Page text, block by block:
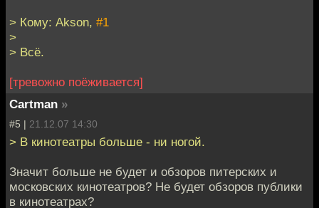
> Кому: Akson, #1
>
> Всё.
[тревожно поёживается]
Cartman »
#5 | 21.12.07 14:30
> В кинотеатры больше - ни ногой.
Значит больше не будет и обзоров питерских и
московских кинотеатров? Не будет обзоров публики
в кинотеатрах?